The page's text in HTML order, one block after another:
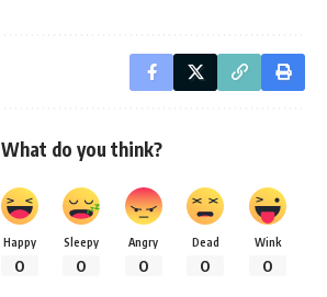
What do you think?
Happy
0
Sleepy
0
Angry
0
Dead
0
Wink
0